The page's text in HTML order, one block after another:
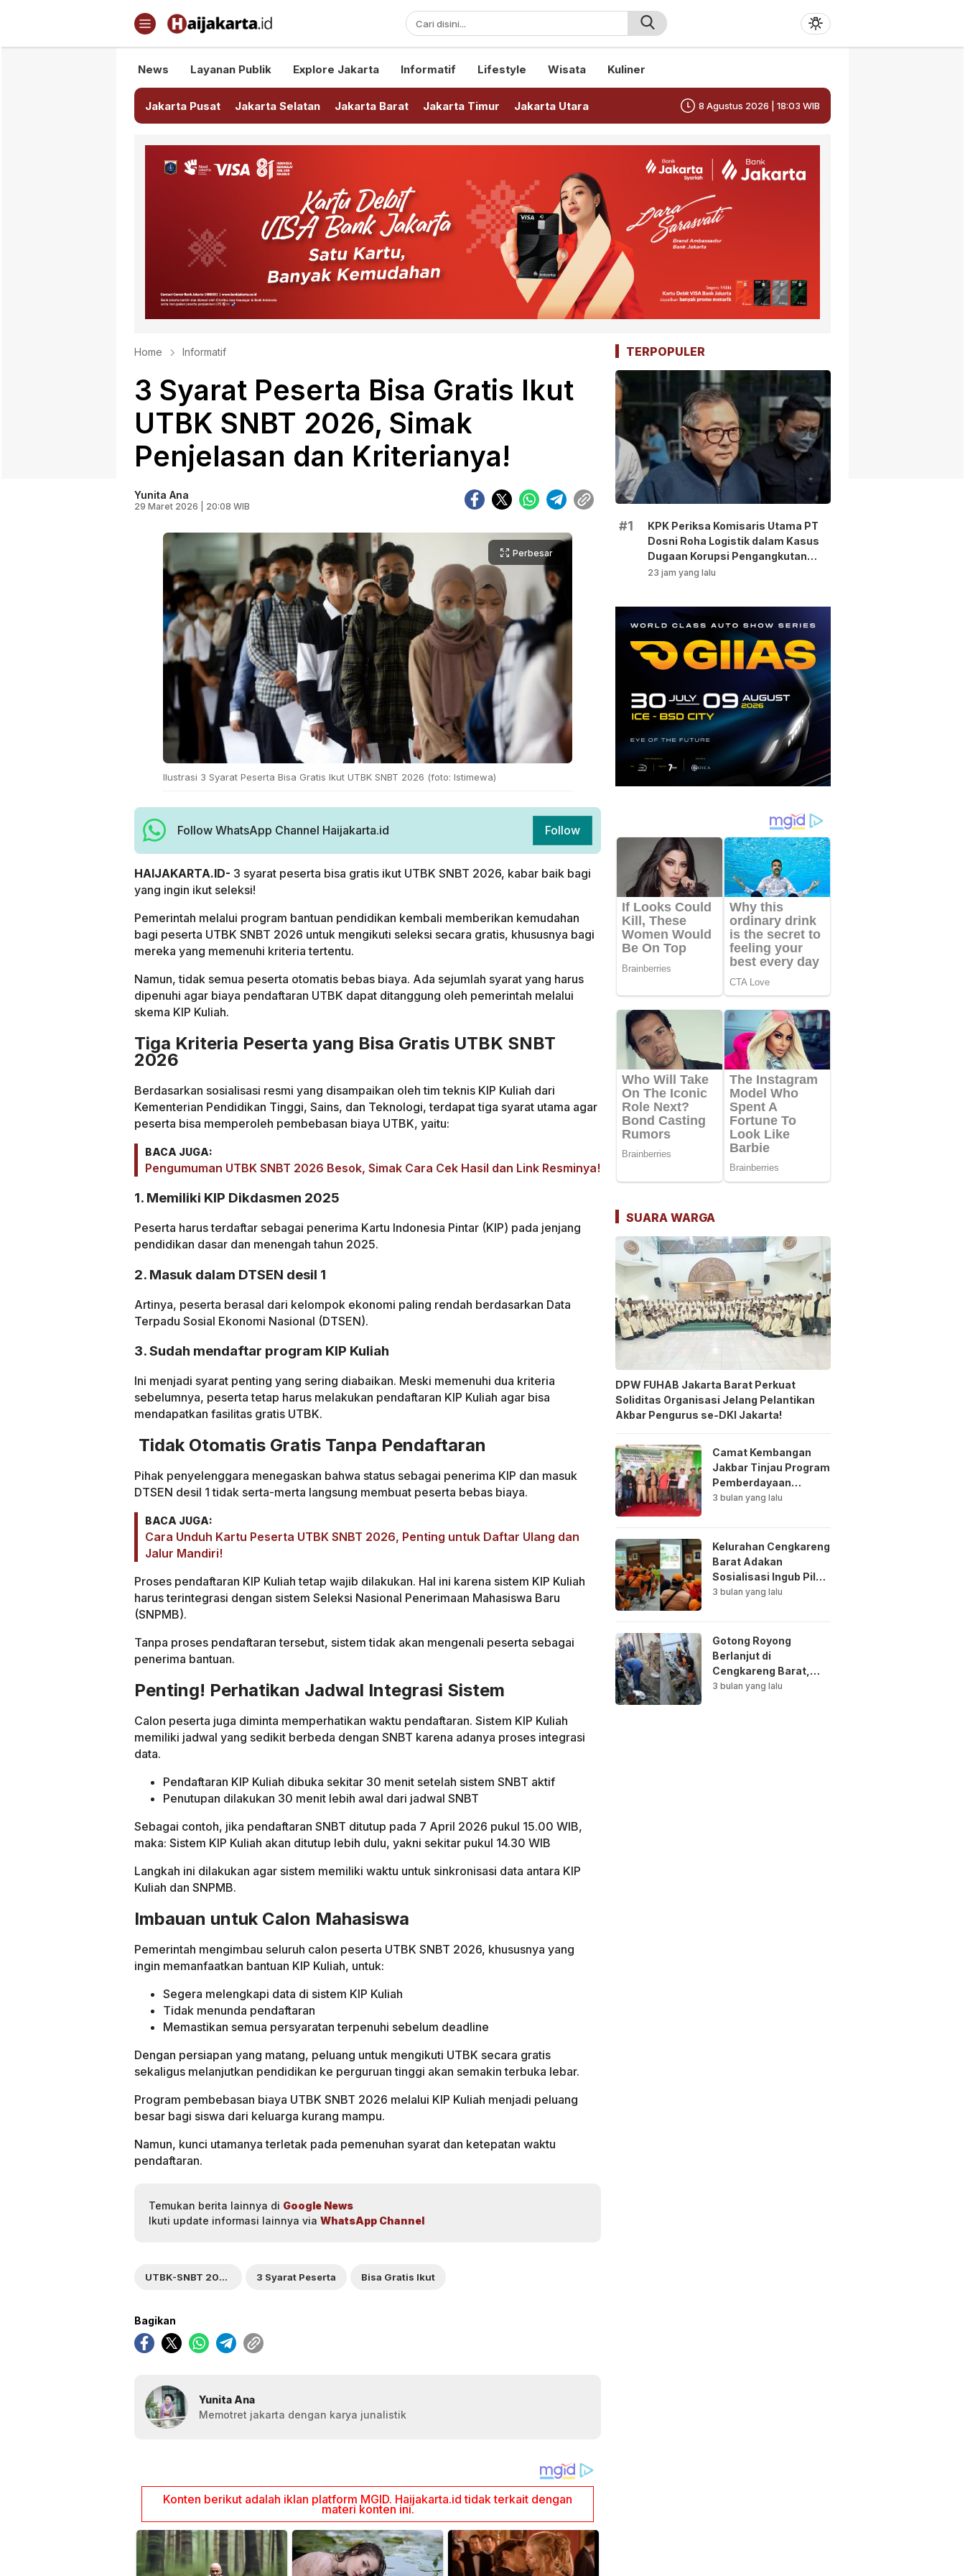
Haijakarta.id
Semua Tentang Jakarta Ada Disini!
News Layanan Publik Explore Jakarta Informatif Lifestyle Wisata Kuliner
Jakarta Pusat Jakarta Selatan Jakarta Barat Jakarta Timur Jakarta Utara 8 Agustus 2026 | 18:03 WIB
Home Informatif
3 Syarat Peserta Bisa Gratis Ikut
UTBK SNBT 2026, Simak
Penjelasan dan Kriterianya!
Yunita Ana
29 Maret 2026 | 20:08 WIB
Perbesar
Ilustrasi 3 Syarat Peserta Bisa Gratis Ikut UTBK SNBT 2026 (foto: Istimewa)
Follow WhatsApp Channel Haijakarta.id Follow
HAIJAKARTA.ID- 3 syarat peserta bisa gratis ikut UTBK SNBT 2026, kabar baik bagi
yang ingin ikut seleksi!
Pemerintah melalui program bantuan pendidikan kembali memberikan kemudahan
bagi peserta UTBK SNBT 2026 untuk mengikuti seleksi secara gratis, khususnya bagi
mereka yang memenuhi kriteria tertentu.
Namun, tidak semua peserta otomatis bebas biaya. Ada sejumlah syarat yang harus
dipenuhi agar biaya pendaftaran UTBK dapat ditanggung oleh pemerintah melalui
skema KIP Kuliah.
Tiga Kriteria Peserta yang Bisa Gratis UTBK SNBT
2026
Berdasarkan sosialisasi resmi yang disampaikan oleh tim teknis KIP Kuliah dari
Kementerian Pendidikan Tinggi, Sains, dan Teknologi, terdapat tiga syarat utama agar
peserta bisa memperoleh pembebasan biaya UTBK, yaitu:
BACA JUGA:
Pengumuman UTBK SNBT 2026 Besok, Simak Cara Cek Hasil dan Link Resminya!
1. Memiliki KIP Dikdasmen 2025
Peserta harus terdaftar sebagai penerima Kartu Indonesia Pintar (KIP) pada jenjang
pendidikan dasar dan menengah tahun 2025.
2. Masuk dalam DTSEN desil 1
Artinya, peserta berasal dari kelompok ekonomi paling rendah berdasarkan Data
Terpadu Sosial Ekonomi Nasional (DTSEN).
3. Sudah mendaftar program KIP Kuliah
Ini menjadi syarat penting yang sering diabaikan. Meski memenuhi dua kriteria
sebelumnya, peserta tetap harus melakukan pendaftaran KIP Kuliah agar bisa
mendapatkan fasilitas gratis UTBK.
Tidak Otomatis Gratis Tanpa Pendaftaran
Pihak penyelenggara menegaskan bahwa status sebagai penerima KIP dan masuk
DTSEN desil 1 tidak serta-merta langsung membuat peserta bebas biaya.
BACA JUGA:
Cara Unduh Kartu Peserta UTBK SNBT 2026, Penting untuk Daftar Ulang dan
Jalur Mandiri!
Proses pendaftaran KIP Kuliah tetap wajib dilakukan. Hal ini karena sistem KIP Kuliah
harus terintegrasi dengan sistem Seleksi Nasional Penerimaan Mahasiswa Baru
(SNPMB).
Tanpa proses pendaftaran tersebut, sistem tidak akan mengenali peserta sebagai
penerima bantuan.
Penting! Perhatikan Jadwal Integrasi Sistem
Calon peserta juga diminta memperhatikan waktu pendaftaran. Sistem KIP Kuliah
memiliki jadwal yang sedikit berbeda dengan SNBT karena adanya proses integrasi
data.
Pendaftaran KIP Kuliah dibuka sekitar 30 menit setelah sistem SNBT aktif
Penutupan dilakukan 30 menit lebih awal dari jadwal SNBT
Sebagai contoh, jika pendaftaran SNBT ditutup pada 7 April 2026 pukul 15.00 WIB,
maka: Sistem KIP Kuliah akan ditutup lebih dulu, yakni sekitar pukul 14.30 WIB
Langkah ini dilakukan agar sistem memiliki waktu untuk sinkronisasi data antara KIP
Kuliah dan SNPMB.
Imbauan untuk Calon Mahasiswa
Pemerintah mengimbau seluruh calon peserta UTBK SNBT 2026, khususnya yang
ingin memanfaatkan bantuan KIP Kuliah, untuk:
Segera melengkapi data di sistem KIP Kuliah
Tidak menunda pendaftaran
Memastikan semua persyaratan terpenuhi sebelum deadline
Dengan persiapan yang matang, peluang untuk mengikuti UTBK secara gratis
sekaligus melanjutkan pendidikan ke perguruan tinggi akan semakin terbuka lebar.
Program pembebasan biaya UTBK SNBT 2026 melalui KIP Kuliah menjadi peluang
besar bagi siswa dari keluarga kurang mampu.
Namun, kunci utamanya terletak pada pemenuhan syarat dan ketepatan waktu
pendaftaran.
Temukan berita lainnya di Google News
Ikuti update informasi lainnya via WhatsApp Channel
UTBK-SNBT 2026 3 Syarat Peserta Bisa Gratis Ikut
Bagikan
Yunita Ana
Memotret jakarta dengan karya junalistik
TERPOPULER
#1
KPK Periksa Komisaris Utama PT
Dosni Roha Logistik dalam Kasus
Dugaan Korupsi Pengangkutan
Bansos!
23 jam yang lalu
SUARA WARGA
DPW FUHAB Jakarta Barat Perkuat
Soliditas Organisasi Jelang Pelantikan
Akbar Pengurus se-DKI Jakarta!
Camat Kembangan
Jakbar Tinjau Program
Pemberdayaan
Lingkungan di Bale
3 bulan yang lalu
Kelurahan Cengkareng
Barat Adakan
Sosialisasi Ingub Pilah
Sampah Kepada PPSU
3 bulan yang lalu
Gotong Royong
Berlanjut di
Cengkareng Barat,
Saluran Air
3 bulan yang lalu